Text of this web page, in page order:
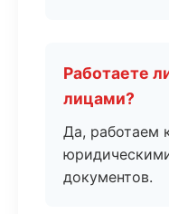
Работаете
лицами?
Да, работаем
документов.